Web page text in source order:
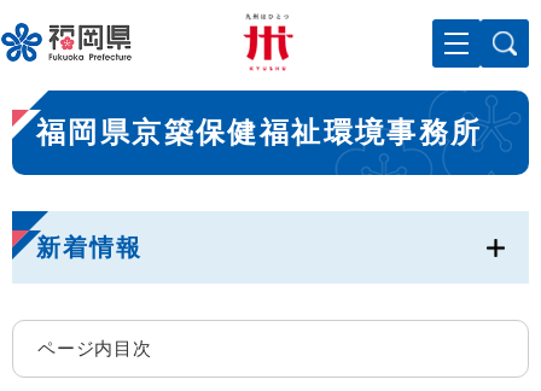
ー
ジ
先
頭
で
。
メニューを飛ばして本文へ
本
文
福岡県京築保健福祉環境事務所
新着情報
ページ内目次